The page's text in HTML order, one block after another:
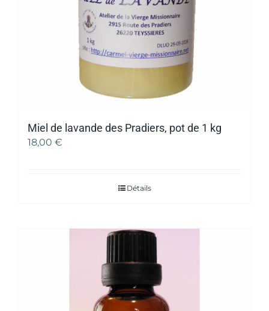
Miel de lavande des Pradiers, pot de 1 kg
18,00 €
Détails